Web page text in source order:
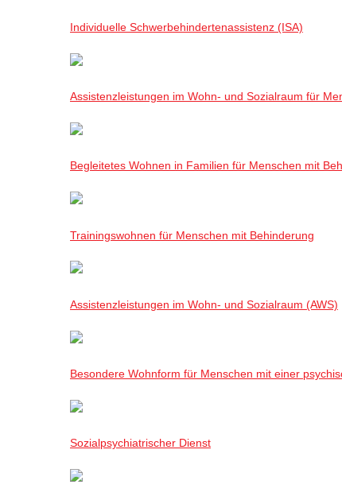
Individuelle Schwerbehindertenassistenz (ISA)
Assistenzleistungen im Wohn- und Sozialraum für
Begleitetes Wohnen in Familien für Menschen mit
Trainingswohnen für Menschen mit Behinderung
Assistenzleistungen im Wohn- und Sozialraum (AWS)
Besondere Wohnform für Menschen mit einer
Sozialpsychiatrischer Dienst